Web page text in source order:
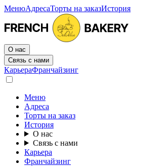
МенюАдресаТорты на заказИстория
О нас
Связь с нами
КарьераФранчайзинг
Меню
Адреса
Торты на заказ
История
О нас
Связь с нами
Карьера
Франчайзинг